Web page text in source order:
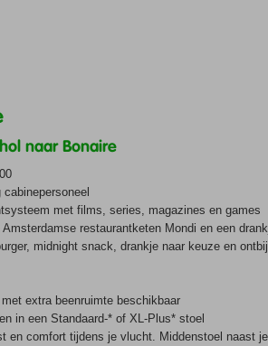
naar Bonaire
met films, series, magazines en games
restaurantketen Mondi en een
midnight snack, drankje naar keuze en
extra beenruimte beschikbaar
in een Standaard-* of XL-Plus* stoel
en comfort tijdens je vlucht. Middenstoel naast